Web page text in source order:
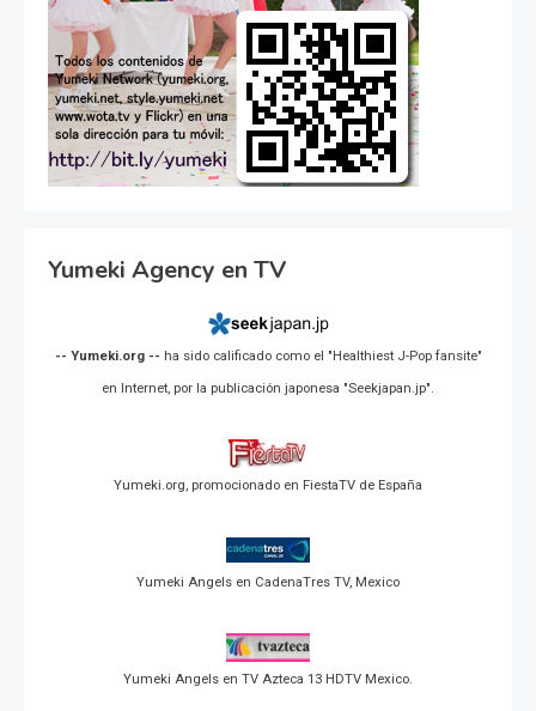
Yumeki Agency en TV
-- Yumeki.org -- ha sido calificado como el "Healthiest J-Pop fansite"
en Internet, por la publicación japonesa "Seekjapan.jp".
Yumeki.org, promocionado en FiestaTV de España
Yumeki Angels en CadenaTres TV, Mexico
Yumeki Angels en TV Azteca 13 HDTV Mexico.